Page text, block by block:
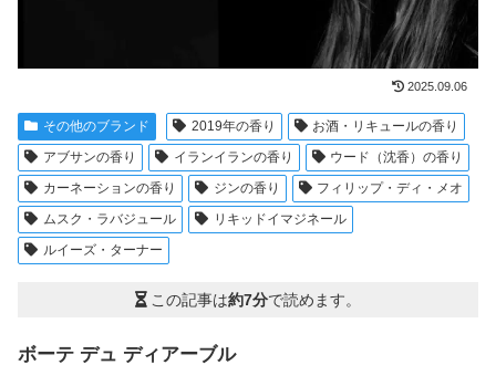
2025.09.06
その他のブランド 2019年の香り
お酒・リキュールの香り
アブサンの香り
イランイランの香り
ウード（沈香）の香り
カーネーションの香り
ジンの香り
フィリップ・ディ・メオ
ムスク・ラバジュール
リキッドイマジネール
ルイーズ・ターナー
この記事は約7分で読めます。
ボーテ デュ ディアーブル